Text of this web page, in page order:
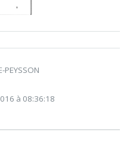
à 08:36:18